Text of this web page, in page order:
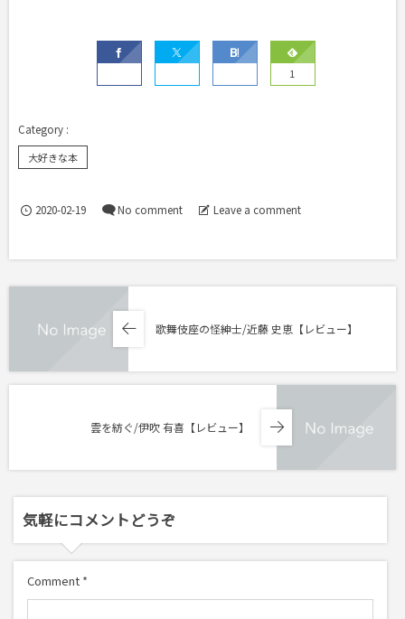
1
大好きな本
2020-02-19 No comment Leave a comment
歌舞伎座の怪紳士/近藤 史恵【レビュー】
雲を紡ぐ/伊吹 有喜【レビュー】
気軽にコメントどうぞ
Comment *